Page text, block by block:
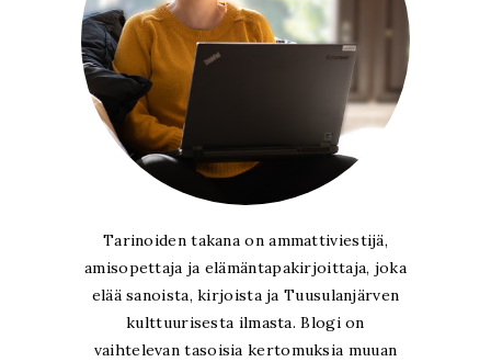
Tarinoiden takana on ammattiviestijä,
amisopettaja ja elämäntapakirjoittaja, joka
elää sanoista, kirjoista ja Tuusulanjärven
kulttuurisesta ilmasta. Blogi on
vaihtelevan tasoisia kertomuksia muuan